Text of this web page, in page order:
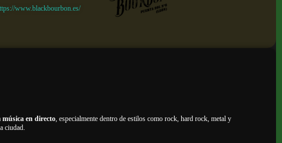
www.blackbourbon.es/
música en directo, especialmente dentro de estilos como rock, hard rock, metal y
ciudad.